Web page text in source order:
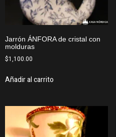
Jarrón ÁNFORA de cristal con
molduras
$1,100.00
Añadir al carrito